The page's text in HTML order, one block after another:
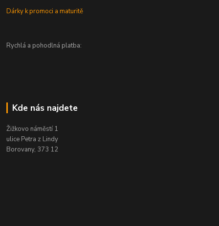
Dárky k promoci a maturitě
Rychlá a pohodlná platba:
Kde nás najdete
Žižkovo náměstí 1
ulice Petra z Lindy
Borovany, 373 12